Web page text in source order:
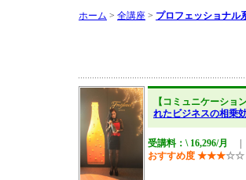
ホーム > 全講座 > プロフェッショナル
【コミュニケーショ
れたビジネスの相乗
受講料：\ 16,296/月
おすすめ度 ★★★☆☆